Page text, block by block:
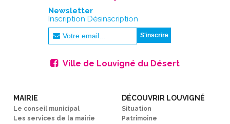
Newsletter
Inscription Désinscription
Ville de Louvigné du Désert
MAIRIE
Le conseil municipal
Les services de la mairie
DÉCOUVRIR LOUVIGNÉ
Situation
Patrimoine